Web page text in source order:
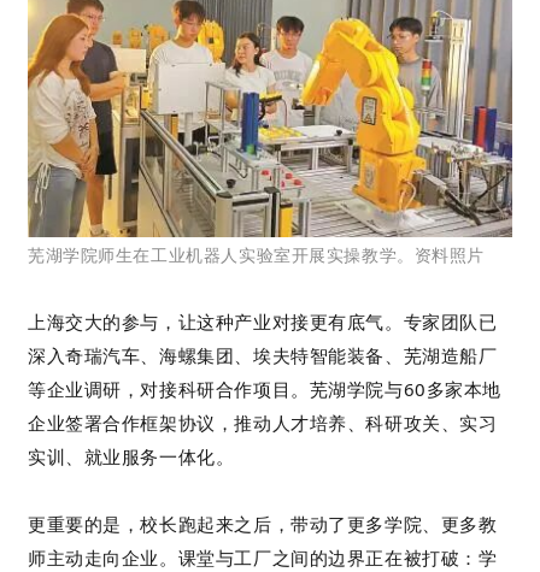
芜湖学院师生在工业机器人实验室开展实操教学。资料照片
上海交大的参与，让这种产业对接更有底气。专家团队已
深入奇瑞汽车、海螺集团、埃夫特智能装备、芜湖造船厂
等企业调研，对接科研合作项目。芜湖学院与60多家本地
企业签署合作框架协议，推动人才培养、科研攻关、实习
实训、就业服务一体化。
更重要的是，校长跑起来之后，带动了更多学院、更多教
师主动走向企业。课堂与工厂之间的边界正在被打破：学